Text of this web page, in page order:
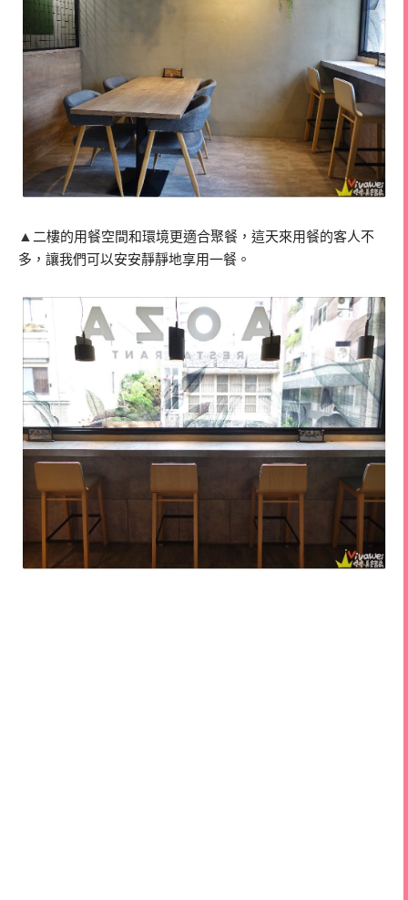
▲ 二樓的用餐空間和環境更適合聚餐，這天來用餐的客人不
多，讓我們可以安安靜靜地享用一餐。